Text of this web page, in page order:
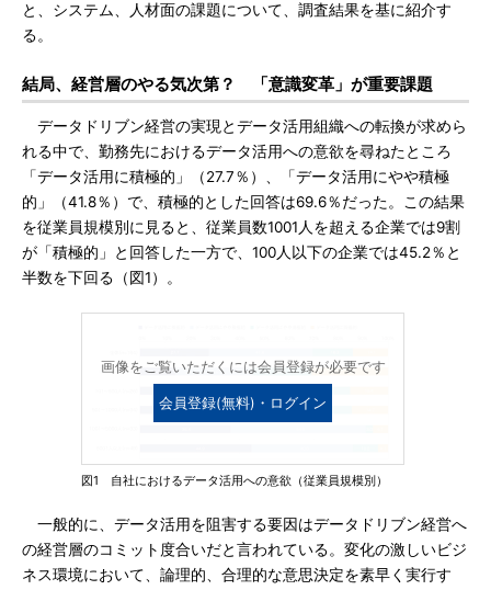
と、システム、人材面の課題について、調査結果を基に紹介す
る。
結局、経営層のやる気次第？ 「意識変革」が重要課題
データドリブン経営の実現とデータ活用組織への転換が求めら
れる中で、勤務先におけるデータ活用への意欲を尋ねたところ
「データ活用に積極的」（27.7％）、「データ活用にやや積極
的」（41.8％）で、積極的とした回答は69.6％だった。この結果
を従業員規模別に見ると、従業員数1001人を超える企業では9割
が「積極的」と回答した一方で、100人以下の企業では45.2％と
半数を下回る（図1）。
画像をご覧いただくには会員登録が必要です
会員登録(無料)・ログイン
図1 自社におけるデータ活用への意欲（従業員規模別）
一般的に、データ活用を阻害する要因はデータドリブン経営へ
の経営層のコミット度合いだと言われている。変化の激しいビジ
ネス環境において、論理的、合理的な意思決定を素早く実行す